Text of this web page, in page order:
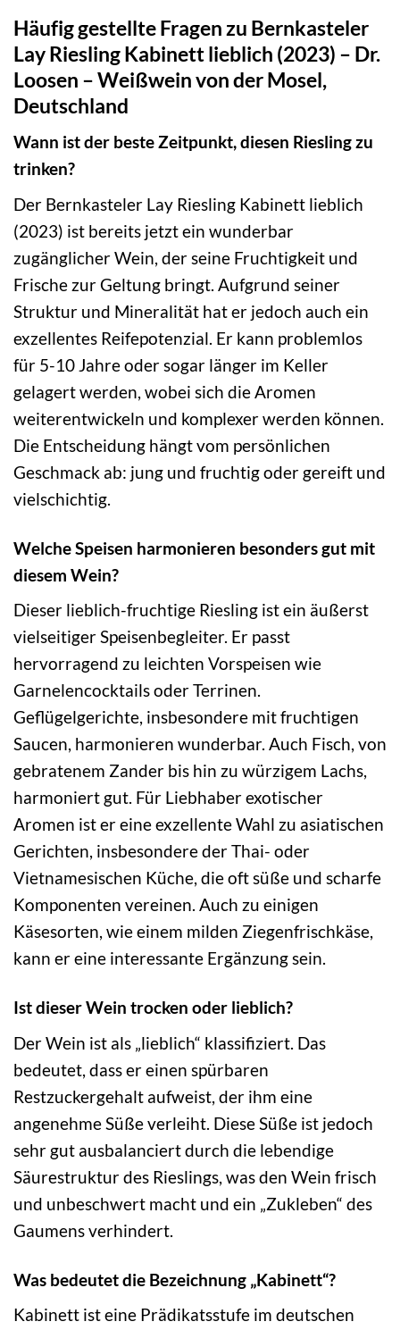
Häufig gestellte Fragen zu Bernkasteler
Lay Riesling Kabinett lieblich (2023) – Dr.
Loosen – Weißwein von der Mosel,
Deutschland
Wann ist der beste Zeitpunkt, diesen Riesling zu
trinken?
Der Bernkasteler Lay Riesling Kabinett lieblich
(2023) ist bereits jetzt ein wunderbar
zugänglicher Wein, der seine Fruchtigkeit und
Frische zur Geltung bringt. Aufgrund seiner
Struktur und Mineralität hat er jedoch auch ein
exzellentes Reifepotenzial. Er kann problemlos
für 5-10 Jahre oder sogar länger im Keller
gelagert werden, wobei sich die Aromen
weiterentwickeln und komplexer werden können.
Die Entscheidung hängt vom persönlichen
Geschmack ab: jung und fruchtig oder gereift und
vielschichtig.
Welche Speisen harmonieren besonders gut mit
diesem Wein?
Dieser lieblich-fruchtige Riesling ist ein äußerst
vielseitiger Speisenbegleiter. Er passt
hervorragend zu leichten Vorspeisen wie
Garnelencocktails oder Terrinen.
Geflügelgerichte, insbesondere mit fruchtigen
Saucen, harmonieren wunderbar. Auch Fisch, von
gebratenem Zander bis hin zu würzigem Lachs,
harmoniert gut. Für Liebhaber exotischer
Aromen ist er eine exzellente Wahl zu asiatischen
Gerichten, insbesondere der Thai- oder
Vietnamesischen Küche, die oft süße und scharfe
Komponenten vereinen. Auch zu einigen
Käsesorten, wie einem milden Ziegenfrischkäse,
kann er eine interessante Ergänzung sein.
Ist dieser Wein trocken oder lieblich?
Der Wein ist als „lieblich“ klassifiziert. Das
bedeutet, dass er einen spürbaren
Restzuckergehalt aufweist, der ihm eine
angenehme Süße verleiht. Diese Süße ist jedoch
sehr gut ausbalanciert durch die lebendige
Säurestruktur des Rieslings, was den Wein frisch
und unbeschwert macht und ein „Zukleben“ des
Gaumens verhindert.
Was bedeutet die Bezeichnung „Kabinett“?
Kabinett ist eine Prädikatsstufe im deutschen